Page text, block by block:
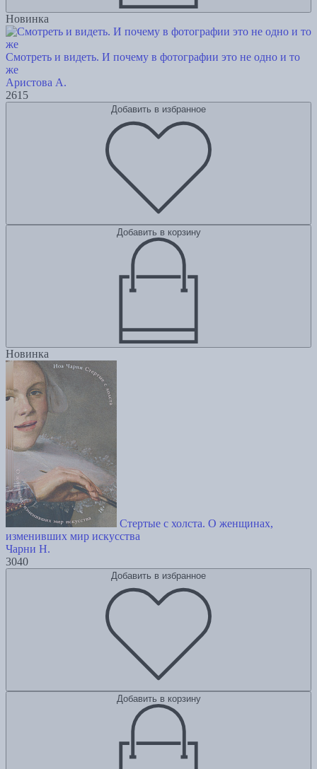
Новинка
Смотреть и видеть. И почему в фотографии это не одно и то
же
Аристова А.
2615
Добавить в избранное
Добавить в корзину
Новинка
Стертые с холста. О женщинах,
изменивших мир искусства
Чарни Н.
3040
Добавить в избранное
Добавить в корзину